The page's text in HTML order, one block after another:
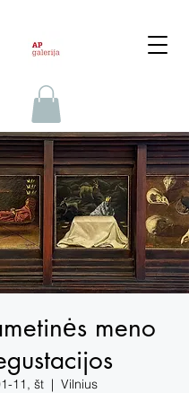
meno
11, št
  |
Vilnius